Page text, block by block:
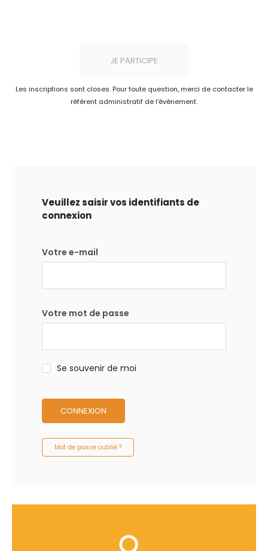
JE PARTICIPE
Les inscriptions sont closes. Pour toute question, merci de contacter le
référent administratif de l'événement.
Veuillez saisir vos identifiants de
connexion
Votre e-mail
Votre mot de passe
Se souvenir de moi
CONNEXION
Mot de passe oublié ?